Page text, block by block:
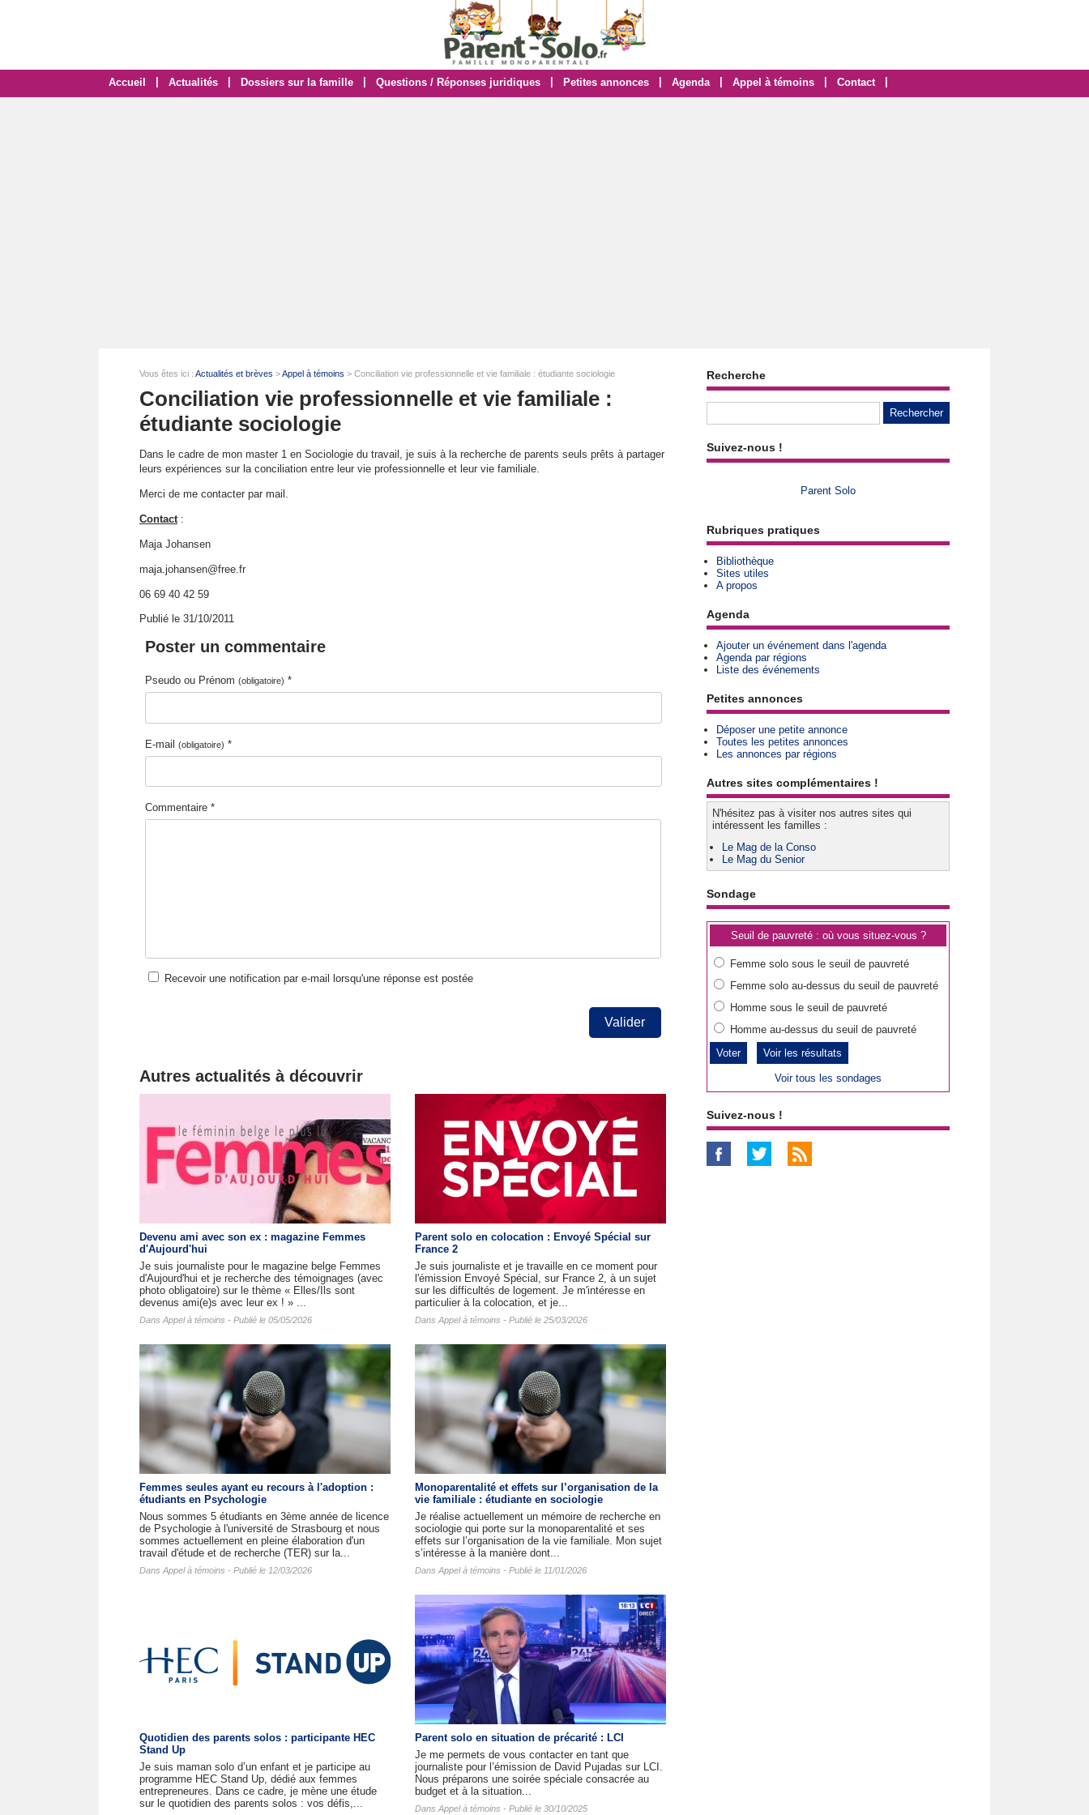
Accueil Actualités Dossiers sur la famille Questions / Réponses juridiques Petites annonces Agenda Appel à témoins Contact
Vous êtes ici : Actualités et brèves >Appel à témoins > Conciliation vie professionnelle et vie familiale : étudiante sociologie
Conciliation vie professionnelle et vie familiale :
étudiante sociologie
Dans le cadre de mon master 1 en Sociologie du travail, je suis à la recherche de parents seuls prêts à partager
leurs expériences sur la conciliation entre leur vie professionnelle et leur vie familiale.
Merci de me contacter par mail.
Contact:
Maja Johansen
maja.johansen@free.fr
06 69 40 42 59
Publié le 31/10/2011
Poster un commentaire
Pseudo ou Prénom (obligatoire) *
E-mail (obligatoire) *
Commentaire *
Recevoir une notification par e-mail lorsqu'une réponse est postée
Valider
Autres actualités à découvrir
Devenu ami avec son ex : magazine Femmes
d'Aujourd'hui
Je suis journaliste pour le magazine belge Femmes
d'Aujourd'hui et je recherche des témoignages (avec
photo obligatoire) sur le thème « Elles/Ils sont
devenus ami(e)s avec leur ex ! » ...
Dans Appel à témoins - Publié le 05/05/2026
Parent solo en colocation : Envoyé Spécial sur
France 2
Je suis journaliste et je travaille en ce moment pour
l'émission Envoyé Spécial, sur France 2, à un sujet
sur les difficultés de logement. Je m'intéresse en
particulier à la colocation, et je...
Dans Appel à témoins - Publié le 25/03/2026
Femmes seules ayant eu recours à l'adoption :
étudiants en Psychologie
Nous sommes 5 étudiants en 3ème année de licence
de Psychologie à l'université de Strasbourg et nous
sommes actuellement en pleine élaboration d'un
travail d'étude et de recherche (TER) sur la...
Dans Appel à témoins - Publié le 12/03/2026
Monoparentalité et effets sur l’organisation de la
vie familiale : étudiante en sociologie
Je réalise actuellement un mémoire de recherche en
sociologie qui porte sur la monoparentalité et ses
effets sur l’organisation de la vie familiale. Mon sujet
s’intéresse à la manière dont...
Dans Appel à témoins - Publié le 11/01/2026
Quotidien des parents solos : participante HEC
Stand Up
Je suis maman solo d’un enfant et je participe au
programme HEC Stand Up, dédié aux femmes
entrepreneures. Dans ce cadre, je mène une étude
sur le quotidien des parents solos : vos défis,...
Parent solo en situation de précarité : LCI
Je me permets de vous contacter en tant que
journaliste pour l’émission de David Pujadas sur LCI.
Nous préparons une soirée spéciale consacrée au
budget et à la situation...
Dans Appel à témoins - Publié le 30/10/2025
Recherche
Suivez-nous !
Parent Solo
Rubriques pratiques
Bibliothèque
Sites utiles
A propos
Agenda
Ajouter un événement dans l'agenda
Agenda par régions
Liste des événements
Petites annonces
Déposer une petite annonce
Toutes les petites annonces
Les annonces par régions
Autres sites complémentaires !
N'hésitez pas à visiter nos autres sites qui
intéressent les familles :
Le Mag de la Conso
Le Mag du Senior
Sondage
Seuil de pauvreté : où vous situez-vous ?
Femme solo sous le seuil de pauvreté
Femme solo au-dessus du seuil de pauvreté
Homme sous le seuil de pauvreté
Homme au-dessus du seuil de pauvreté
Voir les résultats
Voir tous les sondages
Suivez-nous !